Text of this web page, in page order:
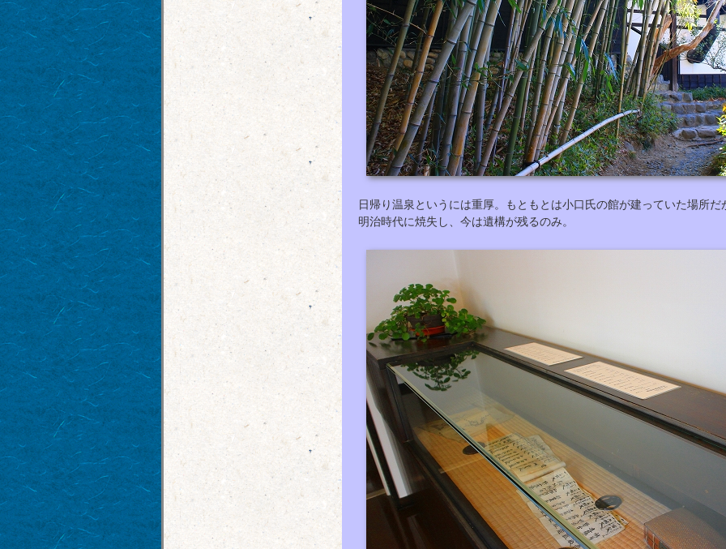
日帰り温泉というには重厚。もともとは小口氏の館が建っていた場所
明治時代に焼失し、今は遺構が残るのみ。